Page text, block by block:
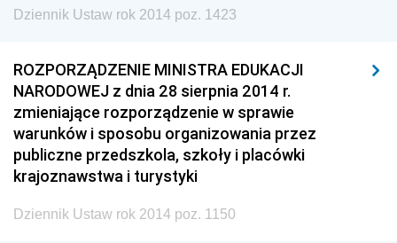
Dziennik Ustaw rok 2014 poz. 1423
ROZPORZĄDZENIE MINISTRA EDUKACJI
NARODOWEJ z dnia 28 sierpnia 2014 r.
zmieniające rozporządzenie w sprawie
warunków i sposobu organizowania przez
publiczne przedszkola, szkoły i placówki
krajoznawstwa i turystyki
Dziennik Ustaw rok 2014 poz. 1150